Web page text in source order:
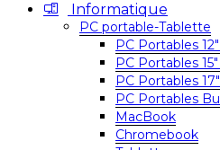
Informatique
PC portable-Tablette
PC Portables 12″
PC Portables 15″
PC Portables
PC Portables
MacBook
Chromebook